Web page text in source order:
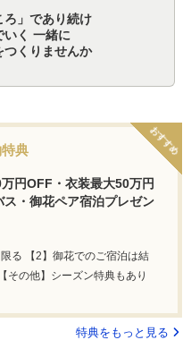
ろ」であり続け
いく 一緒に
つくりませんか
おすすめ
典
万円OFF・衣装最大50万円
・御花ペア宿泊プレゼン
る 【2】御花でのご宿泊は結
その他】シーズン特典もあり
特典をもっと見る